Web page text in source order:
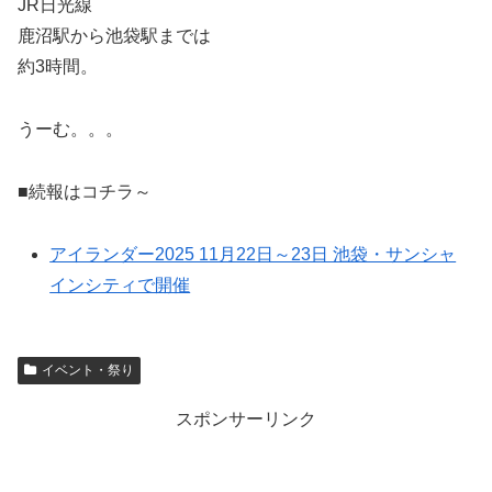
JR日光線
鹿沼駅から池袋駅までは
約3時間。
うーむ。。。
■続報はコチラ～
アイランダー2025 11月22日～23日 池袋・サンシャ
インシティで開催
イベント・祭り
スポンサーリンク